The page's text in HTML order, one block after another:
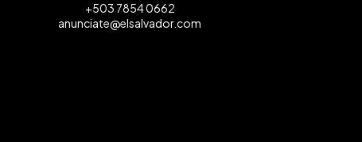
+503 7854 0662
anunciate@elsalvador.com